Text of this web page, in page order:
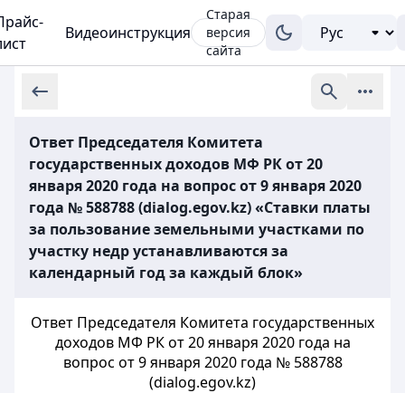
Видеоинструкция
Старая
версия
сайта
Ответ Председателя Комитета
государственных доходов МФ РК от 20
января 2020 года на вопрос от 9 января 2020
года № 588788 (dialog.egov.kz) «Ставки платы
за пользование земельными участками по
участку недр устанавливаются за
календарный год за каждый блок»
Ответ Председателя Комитета государственных
доходов МФ РК от 20 января 2020 года на
вопрос от 9 января 2020 года № 588788
(dialog.egov.kz)